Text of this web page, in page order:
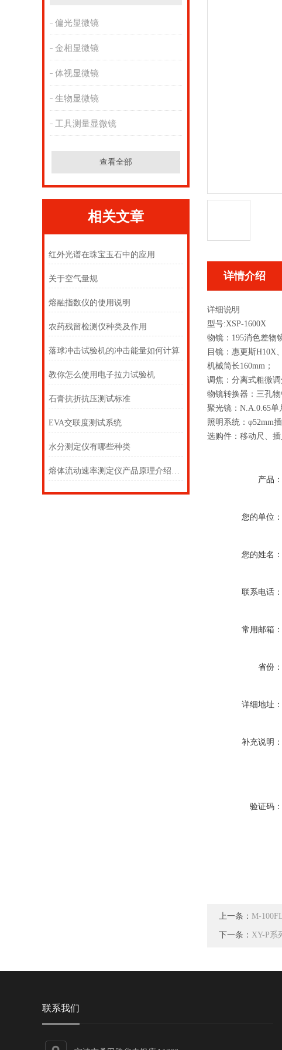
偏光显微镜
金相显微镜
体视显微镜
生物显微镜
工具测量显微镜
查看全部
相关文章
红外光谱在珠宝玉石中的应用
关于空气量规
熔融指数仪的使用说明
农药残留检测仪种类及作用
落球冲击试验机的冲击能量如何计算
教你怎么使用电子拉力试验机
石膏抗折抗压测试标准
EVA交联度测试系统
水分测定仪有哪些种类
熔体流动速率测定仪产品原理介绍以及操作说明
详情介绍
详细说明
型号:XSP-1600X
物镜：195消色差物
目镜：惠更斯H10X
机械筒长160mm；
调焦：分离式粗微调
物镜转换器：三孔物
聚光镜：N.A.0.65单
照明系统：φ52mm
选购件：移动尺、
产品：
您的单位：
您的姓名：
联系电话：
常用邮箱：
省份：
详细地址：
补充说明：
验证码：
上一条： M-
下一条： XY-P系
联系我们